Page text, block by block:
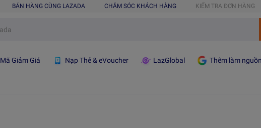
BÁN HÀNG CÙNG LAZADA CHĂM SÓC KHÁCH HÀNG KIỂM TRA ĐƠN HÀNG
Mã Giảm Giá Nạp Thẻ & eVoucher LazGlobal Thêm làm